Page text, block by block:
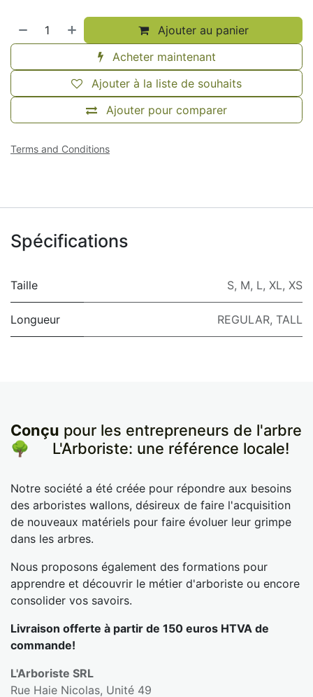
Ajouter au panier
Acheter maintenant
Ajouter pour comparer
Ajouter à la liste de souhaits
Terms and Conditions
Spécifications
Taille S, M, L, XL, XS
Longueur REGULAR, TALL
Conçu pour les entrepreneurs de l'arbre
🌳
​L'Arboriste: une référence locale!
Notre société a été créée pour répondre aux besoins
des arboristes wallons, désireux de faire l'acquisition
de nouveaux matériels pour faire évoluer leur grimpe
dans les arbres.
Nous proposons également des formations pour
apprendre et découvrir le métier d'arboriste ou encore
consolider vos savoirs.
Livraison offerte à partir de 150 euros HTVA de
commande!
L'Arboriste SRL
Rue Haie Nicolas, Unité 49